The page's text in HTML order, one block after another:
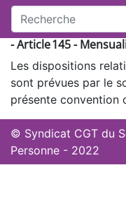
- Article 145 -
Les dispositions
sont prévues par le
présente convention
© Syndicat CGT du
Personne - 2022